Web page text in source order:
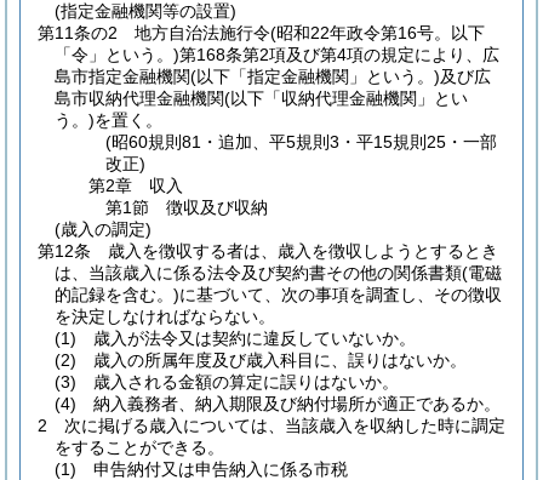
(指定金融機関等の設置)
第11条の2
地方自治法施行令(昭和22年政令第16号。以下
「令」という。)第168条第2項及び第4項の規定により、広
島市指定金融機関(以下「指定金融機関」という。)及び広
島市収納代理金融機関(以下「収納代理金融機関」とい
う。)を置く。
(昭60規則81・追加、平5規則3・平15規則25・一部
改正)
第2章
収入
第1節
徴収及び収納
(歳入の調定)
第12条
歳入を徴収する者は、歳入を徴収しようとするとき
は、当該歳入に係る法令及び契約書その他の関係書類(電磁
的記録を含む。)に基づいて、次の事項を調査し、その徴収
を決定しなければならない。
(1)
歳入が法令又は契約に違反していないか。
(2)
歳入の所属年度及び歳入科目に、誤りはないか。
(3)
歳入される金額の算定に誤りはないか。
(4)
納入義務者、納入期限及び納付場所が適正であるか。
2
次に掲げる歳入については、当該歳入を収納した時に調定
をすることができる。
(1)
申告納付又は申告納入に係る市税